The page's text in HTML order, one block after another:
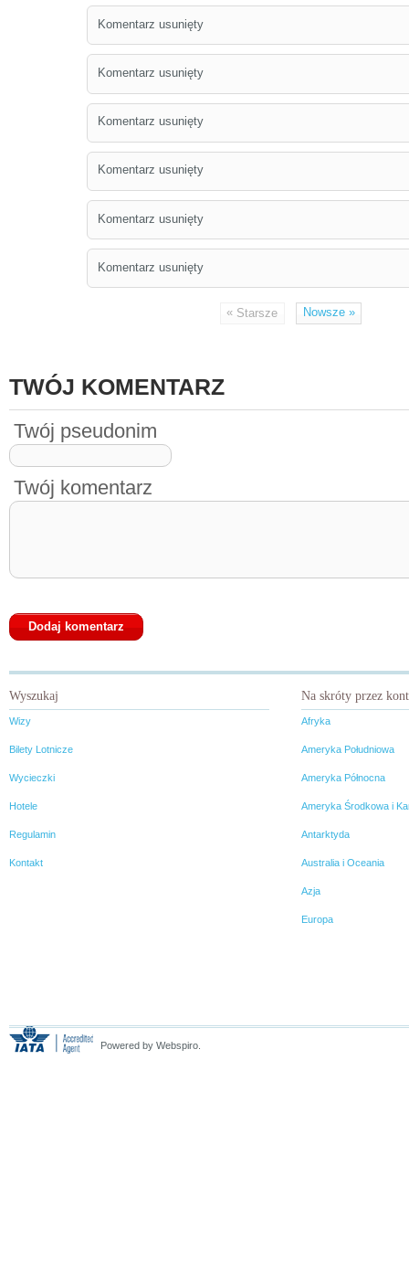
Komentarz usunięty
Komentarz usunięty
Komentarz usunięty
Komentarz usunięty
Komentarz usunięty
Komentarz usunięty
« Starsze Nowsze»
TWÓJ KOMENTARZ
Twój pseudonim
Twój komentarz
Wyszukaj
Wizy
Bilety Lotnicze
Wycieczki
Hotele
Regulamin
Kontakt
Na skróty przez
Afryka
Ameryka Południowa
Ameryka Północna
Ameryka Środkowa i
Antarktyda
Australia i Oceania
Azja
Europa
Powered by Webspiro.